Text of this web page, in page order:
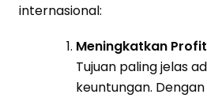
internasional:
Meningkatkan
Tujuan paling jelas
keuntungan.